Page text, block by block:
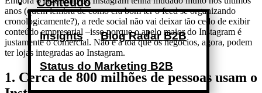
Insights Blog Radar B2B
Status do Marketing B2B
anos (quem lembra de como era bom ter o feed se organizando
cronologicamente?), a rede social não vai deixar tão cedo de exibir
conteúdo empresarial –isso porque o apelo maior do Instagram é
justamente o comercial. Não é à toa que os negócios, agora, podem
ter lojas integradas ao Instagram.
1. Cerca de 800 milhões de pessoas usam o